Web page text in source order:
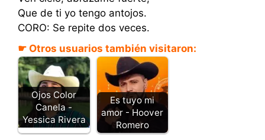
Que de ti yo tengo antojos.
CORO: Se repite dos veces.
☛ Otros usuarios también visitaron:
Ojos Color
Canela -
Yessica Rivera
Es tuyo mi
amor - Hoover
Romero